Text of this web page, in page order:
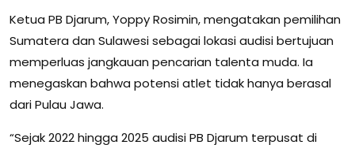
Ketua PB Djarum, Yoppy Rosimin, mengatakan pemilihan
Sumatera dan Sulawesi sebagai lokasi audisi bertujuan
memperluas jangkauan pencarian talenta muda. Ia
menegaskan bahwa potensi atlet tidak hanya berasal
dari Pulau Jawa.
“Sejak 2022 hingga 2025 audisi PB Djarum terpusat di